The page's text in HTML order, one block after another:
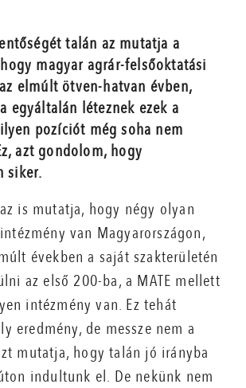
talán az mutatja a
magyar agrár-felsőoktatási
elmúlt ötven-hatvan évben,
egyáltalán léteznek ezek a
pozíciót még soha nem
azt gondolom, hogy
siker.
is mutatja, hogy négy olyan
van Magyarországon,
években a saját szakterületén
az első 200-ba, a MATE mellett
intézmény van. Ez tehát
eredmény, de messze nem a
mutatja, hogy talán jó irányba
indultunk el. De nekünk nem